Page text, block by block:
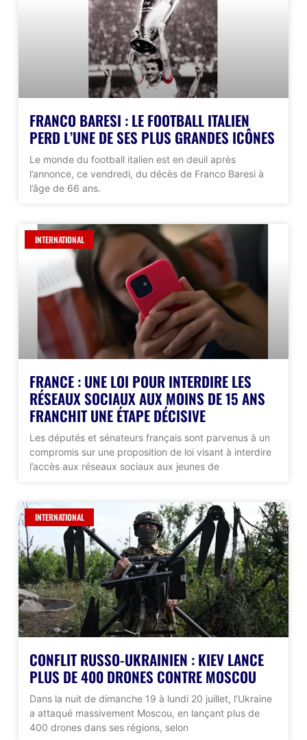
FRANCO BARESI : LE FOOTBALL ITALIEN
PERD L’UNE DE SES PLUS GRANDES ICÔNES
Le monde du football italien est en deuil après
l’annonce, ce vendredi, du décès de Franco Baresi à
l’âge de 66 ans.
INTERNATIONAL
FRANCE : UNE LOI POUR INTERDIRE LES
RÉSEAUX SOCIAUX AUX MOINS DE 15 ANS
FRANCHIT UNE ÉTAPE DÉCISIVE
Les députés et sénateurs français sont parvenus à un
compromis sur une proposition de loi visant à interdire
l’accès aux réseaux sociaux aux jeunes de
INTERNATIONAL
CONFLIT RUSSO-UKRAINIEN : KIEV LANCE
PLUS DE 400 DRONES CONTRE MOSCOU
Dans la nuit de dimanche 19 à lundi 20 juillet, l’Ukraine
a attaqué massivement Moscou, en lançant plus de
400 drones dans ses régions, selon